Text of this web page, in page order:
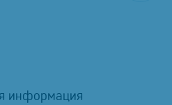
информация